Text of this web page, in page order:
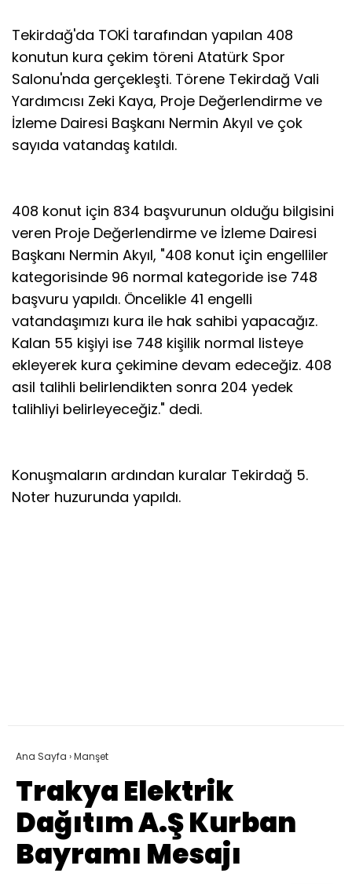
Tekirdağ'da TOKİ tarafından yapılan 408
konutun kura çekim töreni Atatürk Spor
Salonu'nda gerçekleşti. Törene Tekirdağ Vali
Yardımcısı Zeki Kaya, Proje Değerlendirme ve
İzleme Dairesi Başkanı Nermin Akyıl ve çok
sayıda vatandaş katıldı.
408 konut için 834 başvurunun olduğu bilgisini
veren Proje Değerlendirme ve İzleme Dairesi
Başkanı Nermin Akyıl, "408 konut için engelliler
kategorisinde 96 normal kategoride ise 748
başvuru yapıldı. Öncelikle 41 engelli
vatandaşımızı kura ile hak sahibi yapacağız.
Kalan 55 kişiyi ise 748 kişilik normal listeye
ekleyerek kura çekimine devam edeceğiz. 408
asil talihli belirlendikten sonra 204 yedek
talihliyi belirleyeceğiz." dedi.
Konuşmaların ardından kuralar Tekirdağ 5.
Noter huzurunda yapıldı.
Ana Sayfa ›Manşet
Trakya Elektrik
Dağıtım A.Ş Kurban
Bayramı Mesajı